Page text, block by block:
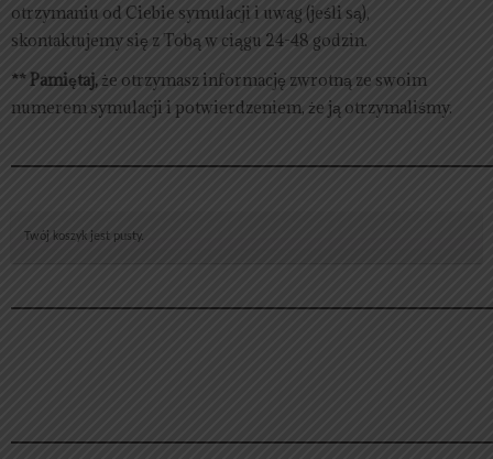
otrzymaniu od Ciebie symulacji i uwag (jeśli są),
skontaktujemy się z Tobą w ciągu 24-48 godzin.
** Pamiętaj, że otrzymasz informację zwrotną ze swoim
numerem symulacji i potwierdzeniem, że ją otrzymaliśmy.
Twój koszyk jest pusty.